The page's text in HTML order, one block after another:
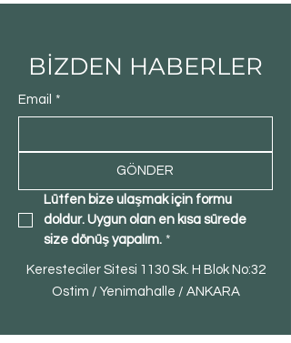
BİZDEN HABERLER
Email *
GÖNDER
Lütfen bize ulaşmak için formu
doldur. Uygun olan en kısa sürede
size dönüş yapalım. *
Keresteciler Sitesi 1130 Sk. H Blok No:32
Ostim / Yenimahalle / ANKARA